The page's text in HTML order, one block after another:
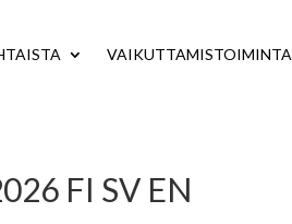
VAIKUTTAMISTOIMINTA
FI SV EN